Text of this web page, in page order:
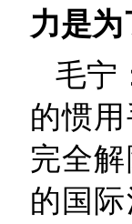
力是
毛宁
的惯
完全
的国